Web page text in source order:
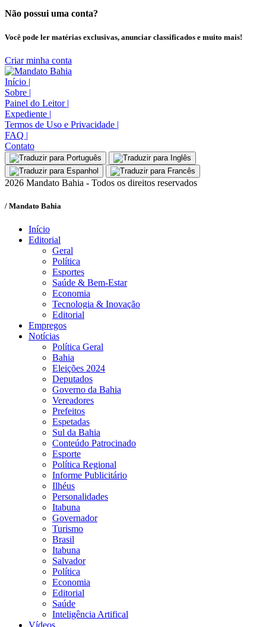
Não possui uma conta?
Você pode ler matérias exclusivas, anunciar classificados e muito mais!
Criar minha conta
Início |
Sobre |
Painel do Leitor |
Expediente |
Termos de Uso e Privacidade |
FAQ |
Contato
2026 Mandato Bahia - Todos os direitos reservados
/ Mandato Bahia
Início
Editorial
Geral
Política
Esportes
Saúde & Bem-Estar
Economia
Tecnologia & Inovação
Editorial
Empregos
Notícias
Política Geral
Bahia
Eleições 2024
Deputados
Governo da Bahia
Vereadores
Prefeitos
Espetadas
Sul da Bahia
Conteúdo Patrocinado
Esporte
Política Regional
Informe Publicitário
Ilhéus
Personalidades
Itabuna
Governador
Turismo
Brasil
Itabuna
Salvador
Política
Economia
Editorial
Saúde
Inteligência Artifical
Vídeos